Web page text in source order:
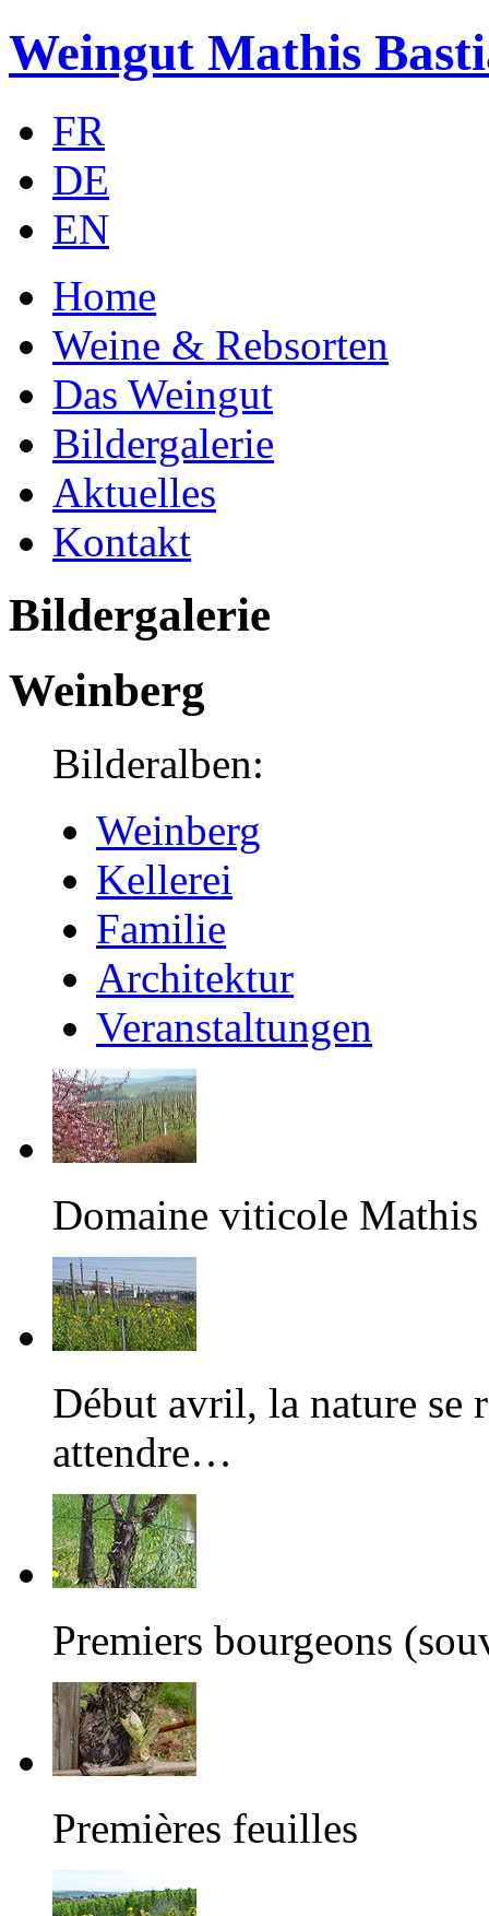
Weingut Mathis
FR
DE
EN
Home
Weine & Rebsorten
Das Weingut
Bildergalerie
Aktuelles
Kontakt
Bildergalerie
Weinberg
Bilderalben:
Weinberg
Kellerei
Familie
Architektur
Veranstaltungen
Domaine viticole Mathis
Début avril, la nature se
attendre…
Premiers bourgeons
Premières feuilles